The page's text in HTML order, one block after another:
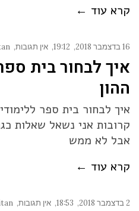
קרא עוד ←
16 בדצמבר 2018 19:12 אין תגובות
איך לבחור בית
ההון
איך לבחור בית ספר
קרובות אני נשאל שאלות
אבל לא ממש
קרא עוד ←
2 בדצמבר 2018 18:53 אין תגובות